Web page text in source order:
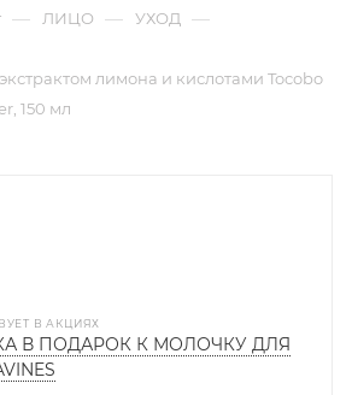
— ЛИЦО — УХОД —
лимона и кислотами Tocobo
150 мл
В АКЦИЯХ
В ПОДАРОК К МОЛОЧКУ ДЛЯ